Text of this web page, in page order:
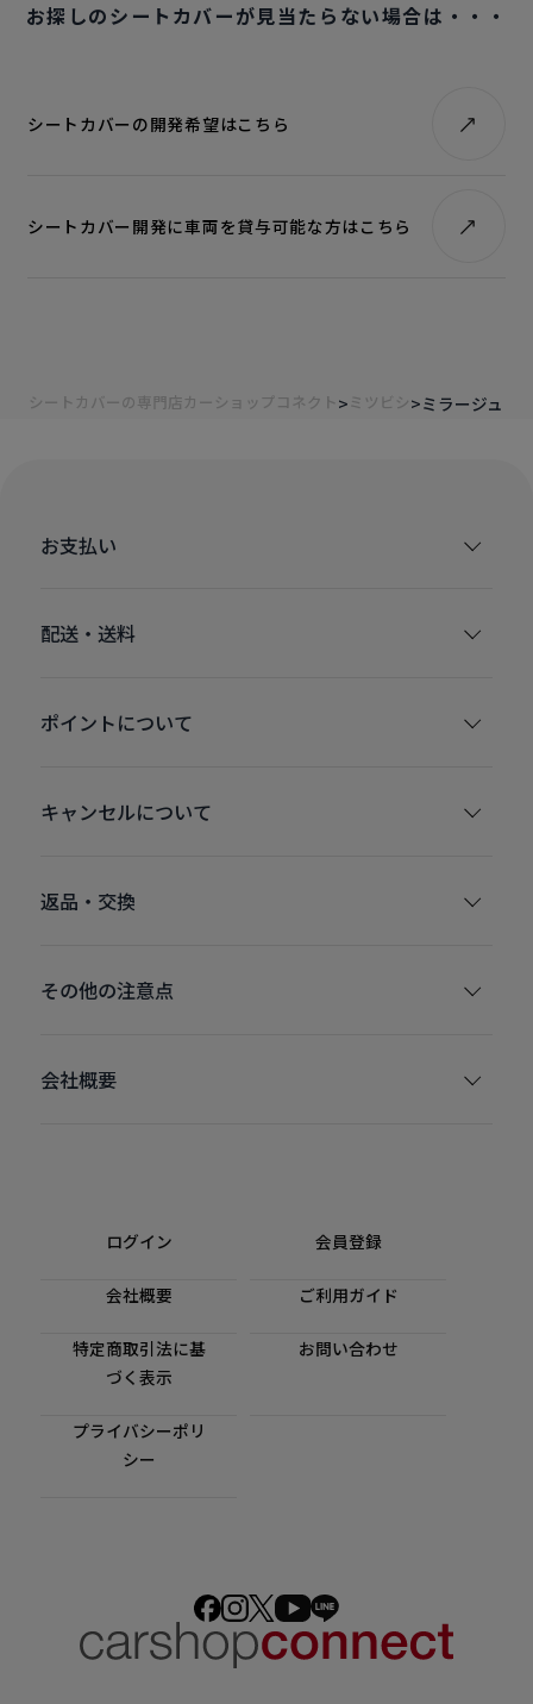
お探しのシートカバーが見当たらない場合は・・・
シートカバーの開発希望はこちら
シートカバー開発に車両を貸与可能な方はこちら
シートカバーの専門店カーショップコネクト ミツビシ ミラージュ
お支払い
配送・送料
ポイントについて
キャンセルについて
返品・交換
その他の注意点
会社概要
ログイン 会員登録
会社概要 ご利用ガイド
特定商取引法に基
づく表示
お問い合わせ
プライバシーポリ
シー